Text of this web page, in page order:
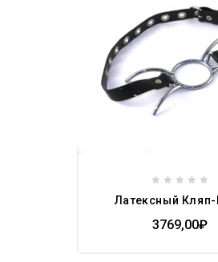
out
of
Латексный
3769,00₽